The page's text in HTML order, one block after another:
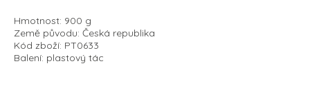
Hmotnost: 900 g
Země původu: Česká republika
Kód zboží: PT0633
Balení: plastový tác